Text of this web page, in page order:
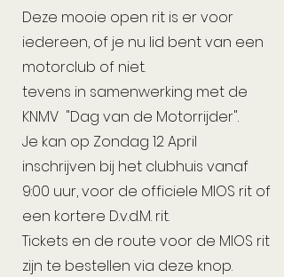
Deze mooie open rit is er voor
iedereen, of je nu lid bent van een
motorclub of niet.
tevens in samenwerking met de
KNMV "Dag van de Motorrijder".
Je kan op Zondag 12 April
inschrijven bij het clubhuis vanaf
9:00 uur, voor de officiele MIOS rit of
een kortere D.v.d.M. rit.
Tickets en de route voor de MIOS rit
zijn te bestellen via deze knop.